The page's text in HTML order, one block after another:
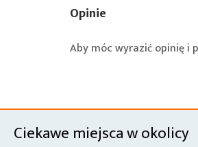
Opinie
Aby móc wyrazić opinię i
Ciekawe miejsca w okolicy